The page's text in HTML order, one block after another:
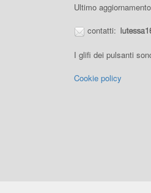
Ultimo
contatti:
I glifi dei pulsanti
Cookie policy